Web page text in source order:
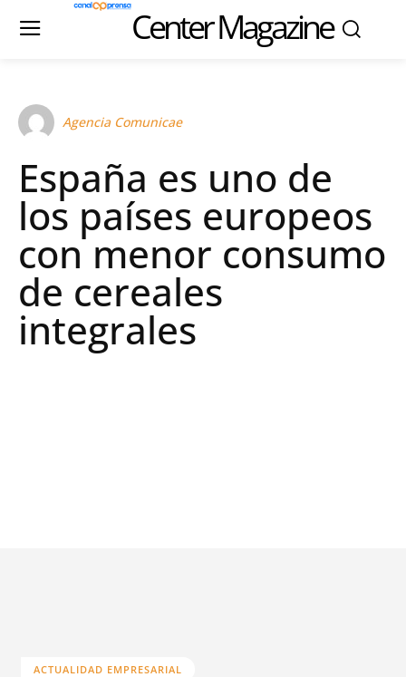
Center Magazine
Agencia Comunicae
España es uno de
los países europeos
con menor consumo
de cereales
integrales
ACTUALIDAD EMPRESARIAL